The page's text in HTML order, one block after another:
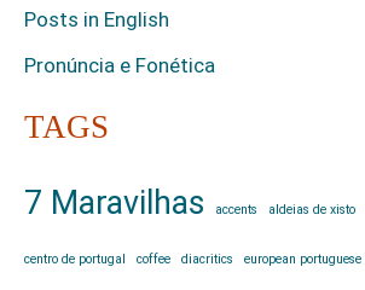
Posts in English
Pronúncia e Fonética
TAGS
7 Maravilhas accents aldeias de xisto
centro de portugal coffee diacritics european portuguese